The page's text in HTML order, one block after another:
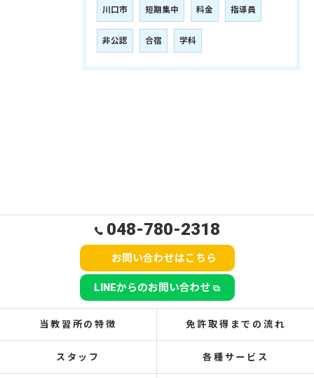
川口市 短期集中 料金 指導員
非公認 合宿 学科
048-780-2318
お問い合わせはこちら
LINEからのお問い合わせ
当教習所の特徴 免許取得までの流れ
スタッフ 各種サービス